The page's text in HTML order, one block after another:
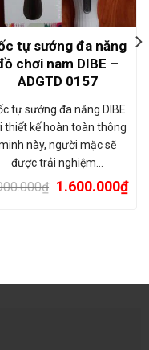
tự sướng đa năng
chơi nam DIBE –
ADGTD 0157
tự sướng đa năng DIBE
thiết kế hoàn toàn thông
này, người mặc sẽ
được trải nghiệm…
₫ 1.600.000₫